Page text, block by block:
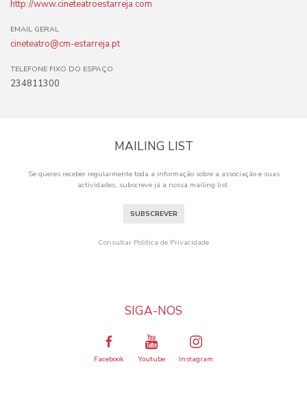
http://www.cineteatroestarreja.com
EMAIL GERAL
cineteatro@cm-estarreja.pt
TELEFONE FIXO DO ESPAÇO
234811300
MAILING LIST
Se queres receber regularmente toda a informação sobre a associação e suas
actividades, subscreve já a nossa mailing list.
SUBSCREVER
Consultar Política de Privacidade
SIGA-NOS
Facebook Youtube Instagram